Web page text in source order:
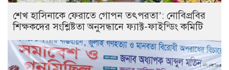
শেখ হাসিনাকে ফেরাতে গোপন তৎপরতা’: নোবিপ্রবির
শিক্ষকদের সংশ্লিষ্টতা অনুসন্ধানে ফ্যাক্ট-ফাইন্ডিং কমিটি